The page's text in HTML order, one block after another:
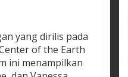
yang dirilis pada
of the Earth
ini menampilkan